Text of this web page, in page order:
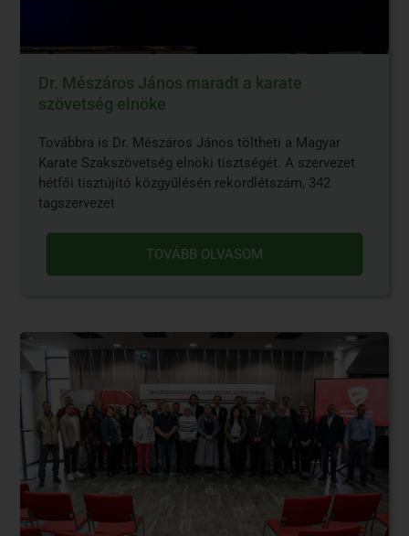
Dr. Mészáros János maradt a karate
szövetség elnöke
Továbbra is Dr. Mészáros János töltheti a Magyar
Karate Szakszövetség elnöki tisztségét. A szervezet
hétfői tisztújító közgyűlésén rekordlétszám, 342
tagszervezet
TOVÁBB OLVASOM